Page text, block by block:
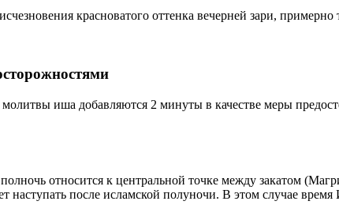
красноватого оттенка вечерней зари,
иша добавляются 2 минуты в качестве меры
относится к центральной точке между закатом
наступать после исламской полуночи. В этом случае